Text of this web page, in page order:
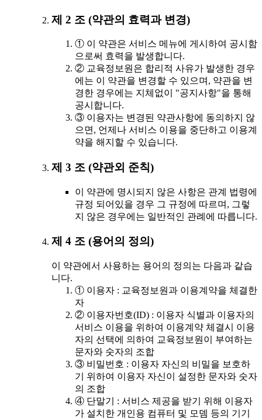
제 2 조 (약관의 효력과 변경)
① 이 약관은 서비스 메뉴에 게시하여 공시함
으로써 효력을 발생합니다.
② 교육정보원은 합리적 사유가 발생한 경우
에는 이 약관을 변경할 수 있으며, 약관을 변
경한 경우에는 지체없이 "공지사항"을 통해
공시합니다.
③ 이용자는 변경된 약관사항에 동의하지 않
으면, 언제나 서비스 이용을 중단하고 이용계
약을 해지할 수 있습니다.
제 3 조 (약관외 준칙)
이 약관에 명시되지 않은 사항은 관계 법령에
규정 되어있을 경우 그 규정에 따르며, 그렇
지 않은 경우에는 일반적인 관례에 따릅니다.
제 4 조 (용어의 정의)
이 약관에서 사용하는 용어의 정의는 다음과 같습
니다.
① 이용자 : 교육정보원과 이용계약을 체결한
자
② 이용자번호(ID) : 이용자 식별과 이용자의
서비스 이용을 위하여 이용계약 체결시 이용
자의 선택에 의하여 교육정보원이 부여하는
문자와 숫자의 조합
③ 비밀번호 : 이용자 자신의 비밀을 보호하
기 위하여 이용자 자신이 설정한 문자와 숫자
의 조합
④ 단말기 : 서비스 제공을 받기 위해 이용자
가 설치한 개인용 컴퓨터 및 모뎀 등의 기기